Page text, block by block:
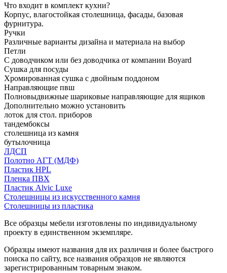
Что входит в комплект кухни?
Корпус, влагостойкая столешница, фасады, базовая
фурнитура.
Ручки
Различные варианты дизайна и материала на выбор
Петли
С доводчиком или без доводчика от компании Boyard
Сушка для посуды
Хромированная сушка с двойным поддоном
Направляющие пвш
Полновыдвижные шариковые направляющие для ящиков
Дополнительно можно установить
лоток для стол. приборов
тандембоксы
столешница из камня
бутылочница
ЛДСП
Полотно АГТ (МДФ)
Пластик HPL
Пленка ПВХ
Пластик Alvic Luxe
Столешницы из искусственного камня
Столешницы из пластика
Все образцы мебели изготовлены по индивидуальному
проекту в единственном экземпляре.
Образцы имеют названия для их различия и более быстрого
поиска по сайту, все названия образцов не являются
зарегистрированным товарным знаком.